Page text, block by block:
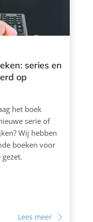
series en
op
het boek
serie of
Wij hebben
boeken voor
Lees meer